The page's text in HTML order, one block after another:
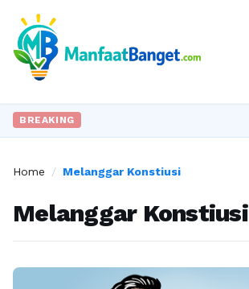
BREAKING
Home / Melanggar Konstiusi
Melanggar Konstiusi